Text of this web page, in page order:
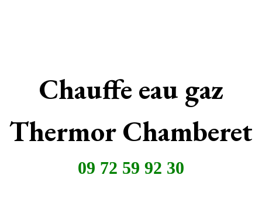
Chauffe eau gaz
Thermor Chamberet
09 72 59 92 30